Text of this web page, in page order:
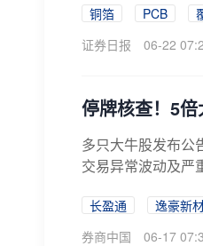
铜箔 PCB
证券日报
06-22
停牌核查！5倍
多只大牛股发布公
交易异常波动及严
长盈通 逸豪新
券商中国
06-17